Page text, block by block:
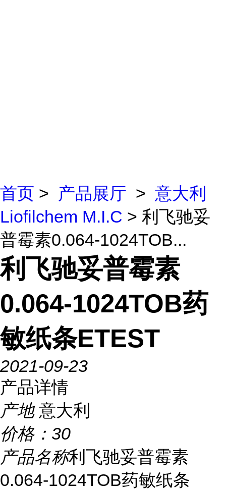
首页 > 产品展厅 > 意大利
Liofilchem M.I.C > 利飞驰妥
普霉素0.064-1024TOB...
利飞驰妥普霉素
0.064-1024TOB药
敏纸条ETEST
2021-09-23
产品详情
产地 意大利
价格： 30
产品名称利飞驰妥普霉素
0.064-1024TOB药敏纸条